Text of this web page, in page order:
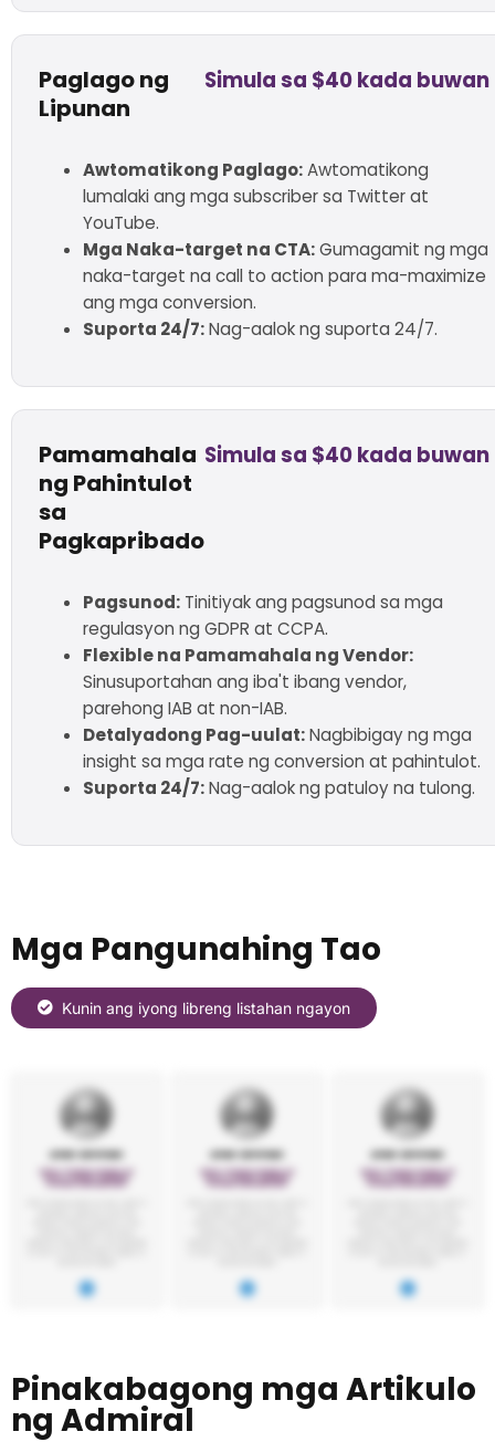
Paglago ng
Lipunan
Simula sa $40 kada buwan
Awtomatikong Paglago:Awtomatikong
lumalaki ang mga subscriber sa Twitter at
YouTube.
Mga Naka-target na CTA:Gumagamit ng mga
naka-target na call to action para ma-maximize
ang mga conversion.
Suporta 24/7:Nag-aalok ng suporta 24/7.
Pamamahala
ng Pahintulot
sa
Pagkapribado
Simula sa $40 kada buwan
Pagsunod: Tinitiyak ang pagsunod sa mga
regulasyon ng GDPR at CCPA.
Flexible na Pamamahala ng Vendor:
Sinusuportahan ang iba't ibang vendor,
parehong IAB at non-IAB.
Detalyadong Pag-uulat:Nagbibigay ng mga
insight sa mga rate ng conversion at pahintulot.
Suporta 24/7:Nag-aalok ng patuloy na tulong.
Mga Pangunahing Tao
Kunin ang iyong libreng listahan ngayon
Pinakabagong mga Artikulo
ng Admiral